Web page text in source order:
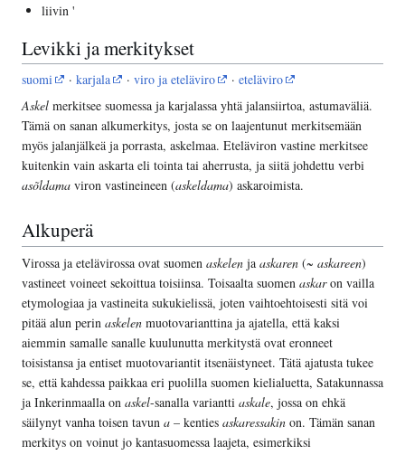
liivin '
Levikki ja merkitykset
suomi · karjala · viro ja eteläviro · eteläviro
Askel merkitsee suomessa ja karjalassa yhtä jalansiirtoa, astumaväliä.
Tämä on sanan alkumerkitys, josta se on laajentunut merkitsemään
myös jalanjälkeä ja porrasta, askelmaa. Eteläviron vastine merkitsee
kuitenkin vain askarta eli tointa tai aherrusta, ja siitä johdettu verbi
asõldama viron vastineineen (askeldama) askaroimista.
Alkuperä
Virossa ja etelävirossa ovat suomen askelen ja askaren (~ askareen)
vastineet voineet sekoittua toisiinsa. Toisaalta suomen askaron vailla
etymologiaa ja vastineita sukukielissä, joten vaihtoehtoisesti sitä voi
pitää alun perin askelen muotovarianttina ja ajatella, että kaksi
aiemmin samalle sanalle kuulunutta merkitystä ovat eronneet
toisistansa ja entiset muotovariantit itsenäistyneet. Tätä ajatusta tukee
se, että kahdessa paikkaa eri puolilla suomen kielialuetta, Satakunnassa
ja Inkerinmaalla on askel-sanalla variantti askale, jossa on ehkä
säilynyt vanha toisen tavun a – kenties askaressakin on. Tämän sanan
merkitys on voinut jo kantasuomessa laajeta, esimerkiksi